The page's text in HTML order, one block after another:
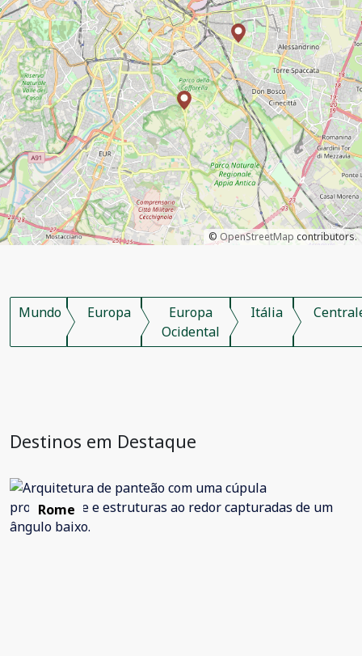
© OpenStreetMap contributors.
Mundo Europa
Europa
Ocidental
Itália
Destinos em Destaque
Rome